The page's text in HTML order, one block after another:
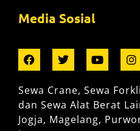
Media Sosial
Sewa Crane, Sewa
dan Sewa Alat Berat
Jogja, Magelang,